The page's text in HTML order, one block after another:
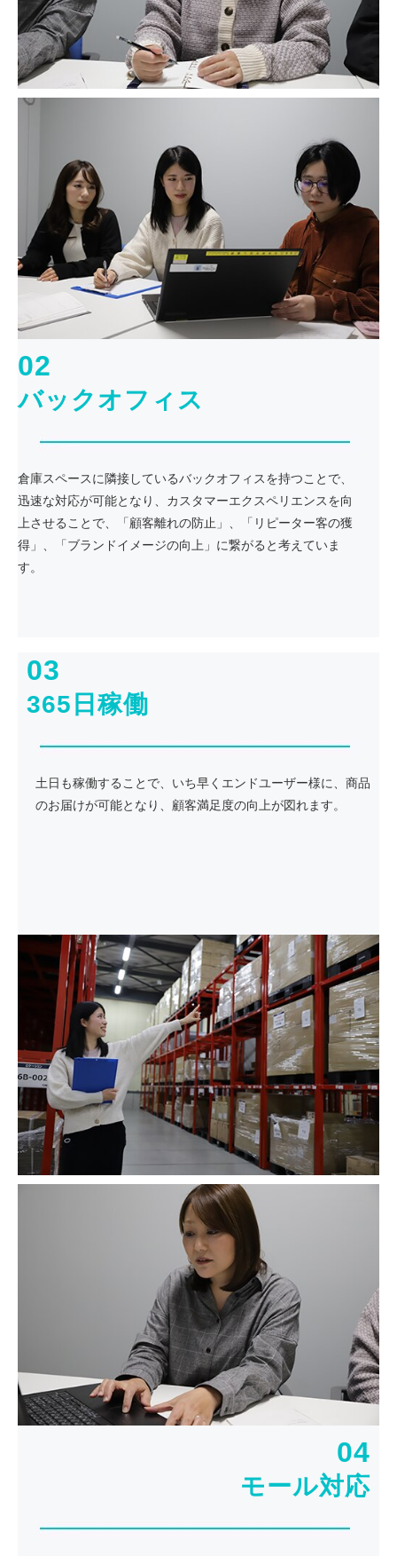
02
バックオフィス
倉庫スペースに隣接しているバックオフィスを持つことで、
迅速な対応が可能となり、カスタマーエクスペリエンスを向
上させることで、「顧客離れの防止」、「リピーター客の獲
得」、「ブランドイメージの向上」に繋がると考えていま
す。
03
365日稼働
土日も稼働することで、いち早くエンドユーザー様に、商品
のお届けが可能となり、顧客満足度の向上が図れます。
04
モール対応